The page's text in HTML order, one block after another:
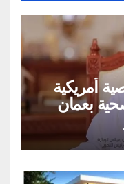
أمريكية
بعمان